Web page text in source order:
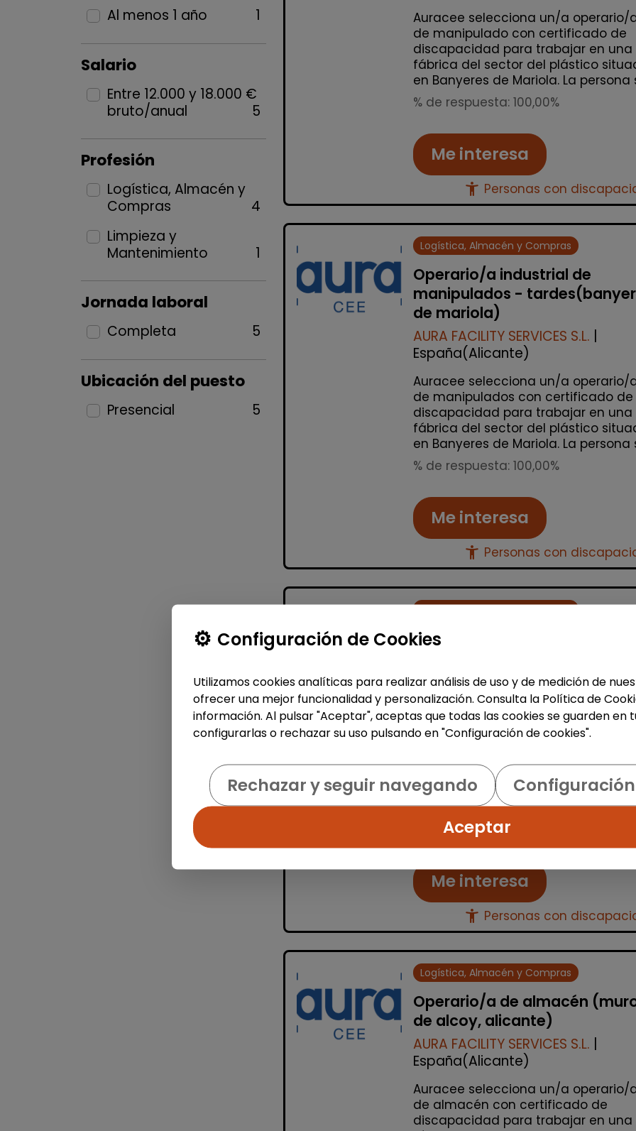
Al menos 1 año
1
Salario
Entre 12.000 y 18.000 €
bruto/anual
5
Profesión
Logística, Almacén y
Compras
4
Limpieza y
Mantenimiento
1
Jornada laboral
Completa 5
Ubicación del puesto
Presencial 5
Auracee selecciona un/a operario/
de manipulado con certificado de
discapacidad para trabajar en una
fábrica del sector del plástico
en Banyeres de Mariola. La persona
% de respuesta: 100,00%
Me interesa
accessibility_new Personas con
Logística, Almacén y Compras
Operario/a industrial de
manipulados -
de mariola)
AURA FACILITY SERVICES S.L. |
España(Alicante)
Auracee selecciona un/a operario/
de manipulados con certificado de
discapacidad para trabajar en una
fábrica del sector del plástico
en Banyeres de Mariola. La persona
% de respuesta: 100,00%
Me interesa
accessibility_new Personas con
Logística, Almacén y Compras
Operario/a industrial de
(banyeres de mariola)
AURA FACILITY SERVICES S.L.|
España(Alicante)
Auracee selecciona un/a operario/a
de manipulados con certificado de
discapacidad para trabajar en una
fábrica del sector del plástico
en Banyeres de Mariola. La persona
% de respuesta: 100,00%
Me interesa
accessibility_new Personas con
Logística, Almacén y Compras
Operario/a de almacén
de alcoy, alicante)
AURA FACILITY SERVICES S.L.
España(Alicante)
Auracee selecciona un/a operario/
de almacén con certificado de
discapacidad para trabajar en una
Configuración de Cookies
Utilizamos cookies analíticas para realizar análisis de uso y de medición de
ofrecer una mejor funcionalidad y personalización. Consulta la Política de
información. Al pulsar "Aceptar", aceptas que todas las cookies se guarden en
configurarlas o rechazar su uso pulsando en "Configuración de cookies".
Rechazar y seguir navegando
Aceptar